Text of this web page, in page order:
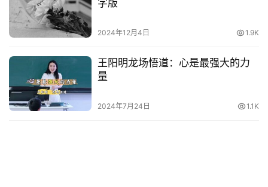
热
词
台
词
字版
2024年12月4日 1.9K
王阳明龙场悟道：心是最强大的力
量
2024年7月24日 1.1K